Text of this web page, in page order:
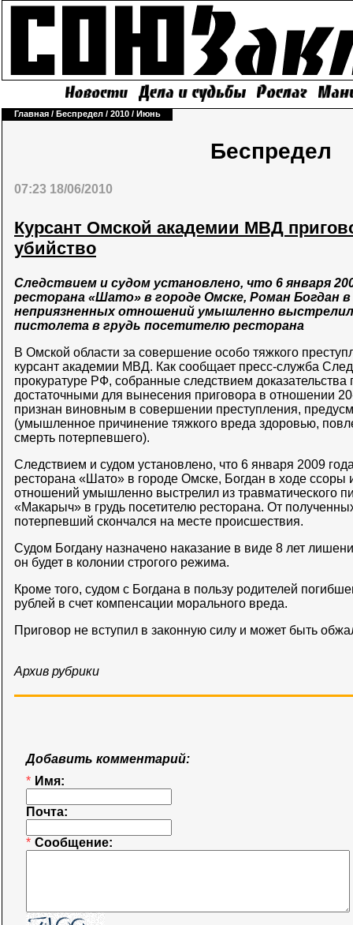
Главная / Беспредел / 2010 / Июнь
Беспредел
07:23 18/06/2010
Курсант Омской академии МВД
убийство
Следствием и судом установлено, что 6 января
ресторана «Шато» в городе Омске, Роман Богдан
неприязненных отношений умышленно
пистолета в грудь посетителю ресторана
В Омской области за совершение особо тяжкого
курсант академии МВД. Как сообщает пресс-служба
прокуратуре РФ, собранные следствием
достаточными для вынесения приговора в отношении
признан виновным в совершении преступления,
(умышленное причинение тяжкого вреда здоровью,
смерть потерпевшего).
Следствием и судом установлено, что 6 января 2009
ресторана «Шато» в городе Омске, Богдан в ходе ссоры
отношений умышленно выстрелил из травматического
«Макарыч» в грудь посетителю ресторана. От
потерпевший скончался на месте происшествия.
Судом Богдану назначено наказание в виде 8 лет
он будет в колонии строгого режима.
Кроме того, судом с Богдана в пользу родителей
рублей в счет компенсации морального вреда.
Приговор не вступил в законную силу и может быть
Архив рубрики
Добавить комментарий:
* Имя:
Почта:
* Сообщение: